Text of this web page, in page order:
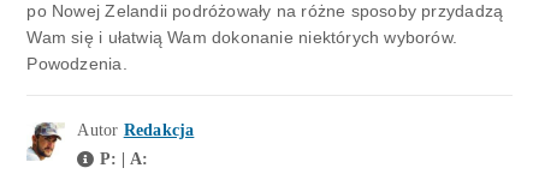
po Nowej Zelandii podróżowały na różne sposoby przydadzą
Wam się i ułatwią Wam dokonanie niektórych wyborów.
Powodzenia.
Autor Redakcja
P: | A: